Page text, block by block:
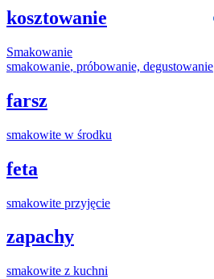
kosztowanie
Smakowanie
smakowanie, próbowanie, degustowanie
farsz
smakowite w środku
feta
smakowite przyjęcie
zapachy
smakowite z kuchni